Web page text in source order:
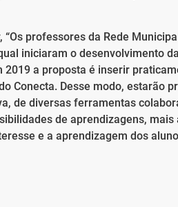
professores da Rede
iniciaram o desenvolvimento
a proposta é inserir
Conecta. Desse modo, estarão
de diversas ferramentas
de aprendizagens, mais
e a aprendizagem dos